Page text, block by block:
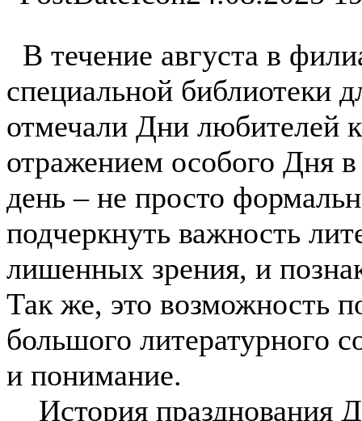
В течение августа в
специальной библиотеки
отмечали Дни любителей
отражением особого Дня
день – не просто
подчеркнуть важность
лишенных зрения, и
Так же, это возможность
большого литературного
и понимание.
История празднования